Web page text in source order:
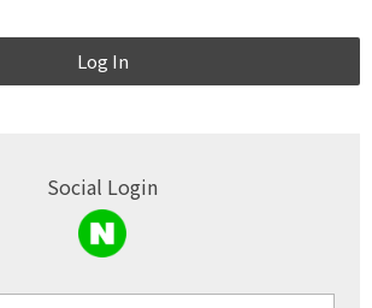
Log In
Social Login